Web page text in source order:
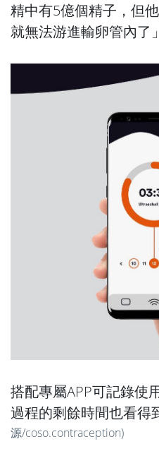
精中有5億個精子，但
就無法游進輸卵管內了
搭配專屬APP可記錄使
過程的剩餘時間也看得
源/coso.contraception)